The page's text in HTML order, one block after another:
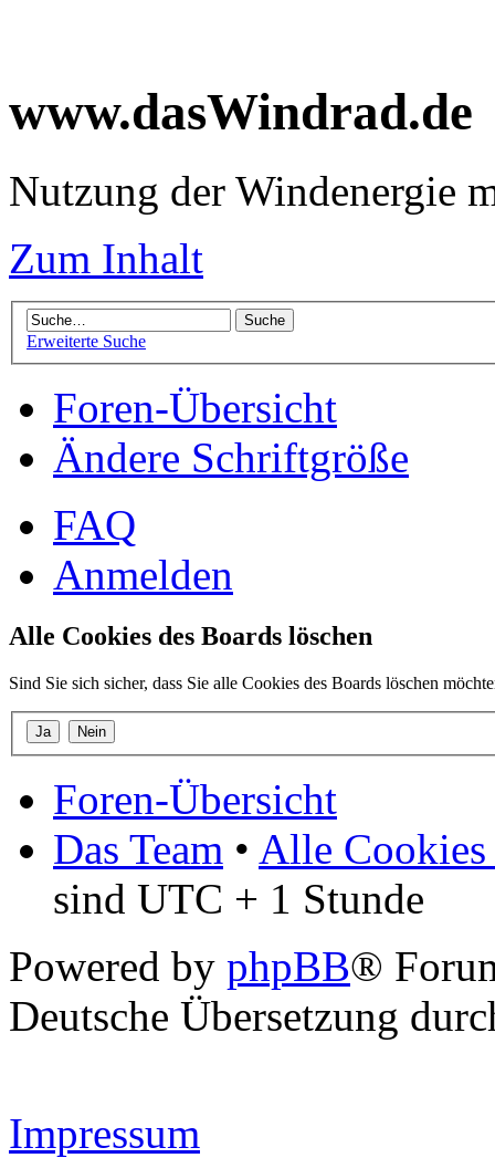
www.dasWindrad.de
Nutzung der Windenergie
Zum Inhalt
Erweiterte Suche
Foren-Übersicht
Ändere Schriftgröße
FAQ
Anmelden
Alle Cookies des Boards löschen
Sind Sie sich sicher, dass Sie alle Cookies des Boards löschen
Foren-Übersicht
Das Team • Alle Cookies
sind UTC + 1 Stunde
Powered by phpBB®
Deutsche Übersetzung
Impressum